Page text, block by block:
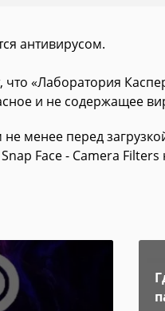
антивирусом.
«Лаборатория
и не содержащее
менее перед
Face - Camera